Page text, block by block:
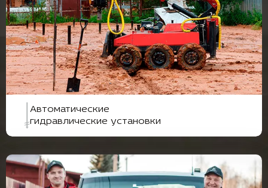
Автоматические
гидравлические установки